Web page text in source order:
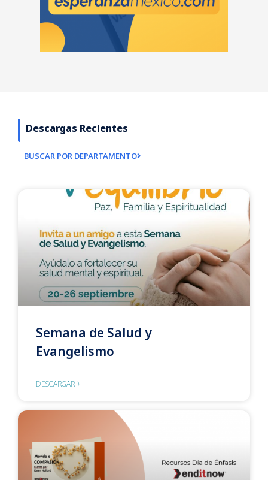
Descargas Recientes
BUSCAR POR DEPARTAMENTO
Semana de Salud y
Evangelismo
DESCARGAR 〉